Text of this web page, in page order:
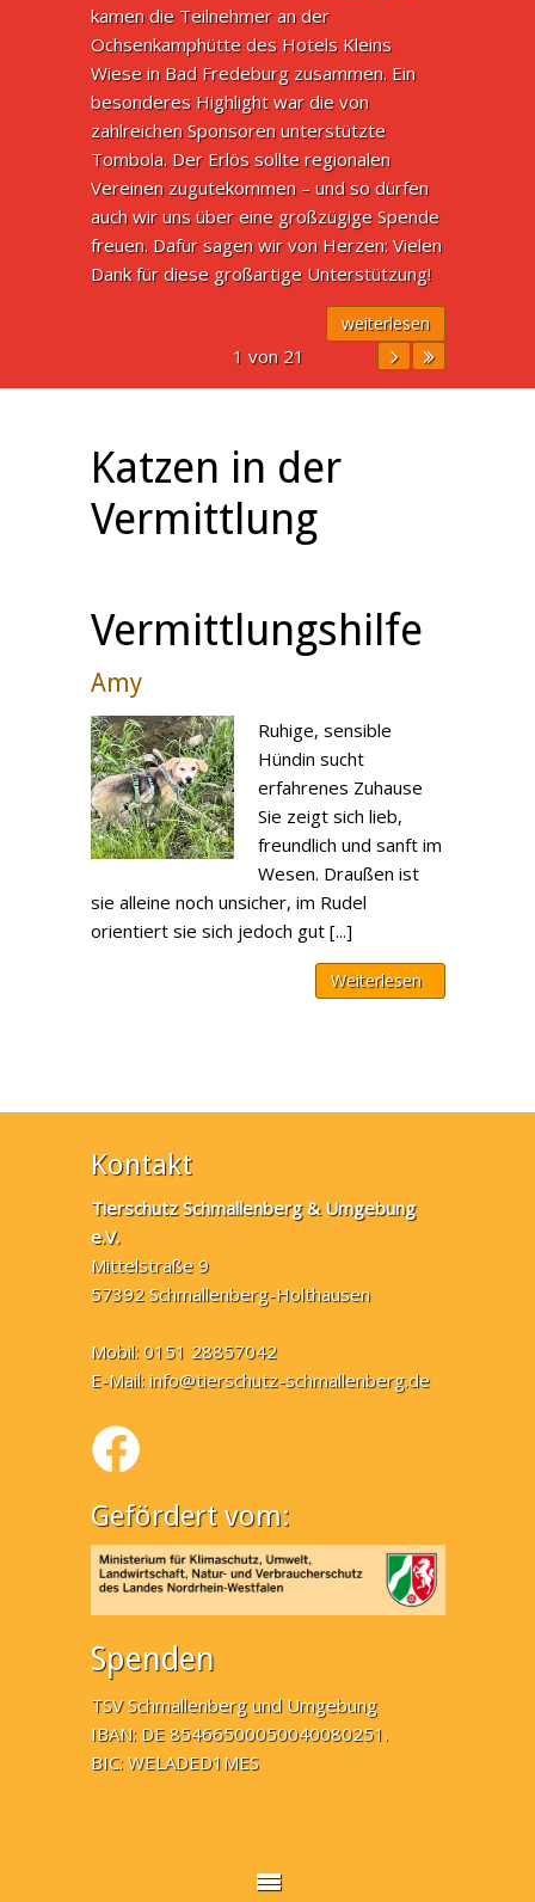
kamen die Teilnehmer an der
Ochsenkamphütte des Hotels Kleins
Wiese in Bad Fredeburg zusammen. Ein
besonderes Highlight war die von
zahlreichen Sponsoren unterstützte
Tombola. Der Erlös sollte regionalen
Vereinen zugutekommen – und so dürfen
auch wir uns über eine großzügige Spende
freuen. Dafür sagen wir von Herzen: Vielen
Dank für diese großartige Unterstützung!
weiterlesen
1 von 21
Katzen in der
Vermittlung
Vermittlungshilfe
Amy
Ruhige, sensible
Hündin sucht
erfahrenes Zuhause
Sie zeigt sich lieb,
freundlich und sanft im
Wesen. Draußen ist
sie alleine noch unsicher, im Rudel
orientiert sie sich jedoch gut [...]
Weiterlesen
Kontakt
Tierschutz Schmallenberg & Umgebung
e.V.
Mittelstraße 9
57392 Schmallenberg-Holthausen
Mobil: 0151 28857042
E-Mail:info@tierschutz-schmallenberg.de
Gefördert vom:
Spenden
TSV Schmallenberg und Umgebung
IBAN: DE 85466500050040080251.
BIC: WELADED1MES